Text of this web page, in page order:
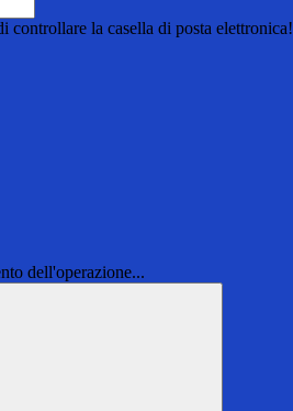
controllare la casella di posta elettronica!
dell'operazione...